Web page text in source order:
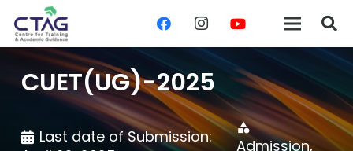
CUET(UG)-2025
Last date of Submission:
category
Admission,